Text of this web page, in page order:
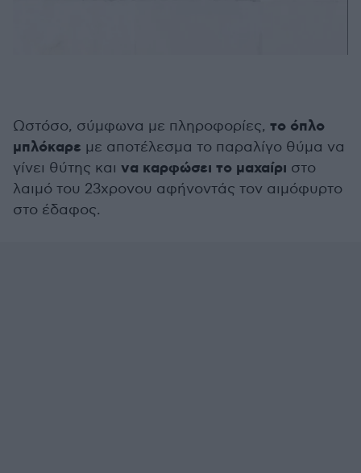
Ωστόσο, σύμφωνα με πληροφορίες, το όπλο
μπλόκαρε με αποτέλεσμα το παραλίγο θύμα να
γίνει θύτης και να καρφώσει το μαχαίρι στο
λαιμό του 23χρονου αφήνοντάς τον αιμόφυρτο
στο έδαφος.